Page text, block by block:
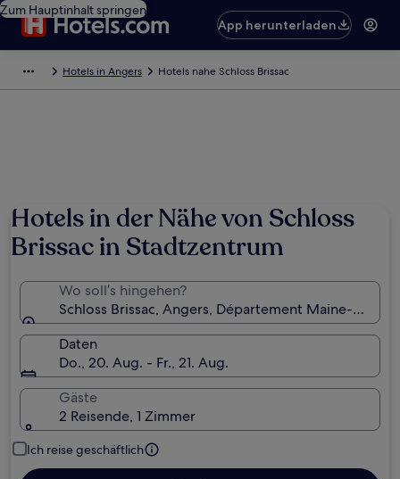
Zum Hauptinhalt springen
App herunterladen
Hotels in Angers Hotels nahe Schloss Brissac
Hotels in der Nähe von Schloss
Brissac in Stadtzentrum
Wo soll’s hingehen?
Schloss Brissac, Angers, Département Maine-et-
Daten
Do., 20. Aug. - Fr., 21. Aug.
Gäste
2 Reisende, 1 Zimmer
Ich reise geschäftlich